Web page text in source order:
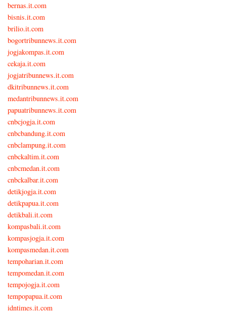
bernas.it.com
bisnis.it.com
brilio.it.com
bogortribunnews.it.com
jogjakompas.it.com
cekaja.it.com
jogjatribunnews.it.com
dkitribunnews.it.com
medantribunnews.it.com
papuatribunnews.it.com
cnbcjogja.it.com
cnbcbandung.it.com
cnbclampung.it.com
cnbckaltim.it.com
cnbcmedan.it.com
cnbckalbar.it.com
detikjogja.it.com
detikpapua.it.com
detikbali.it.com
kompasbali.it.com
kompasjogja.it.com
kompasmedan.it.com
tempoharian.it.com
tempomedan.it.com
tempojogja.it.com
tempopapua.it.com
idntimes.it.com